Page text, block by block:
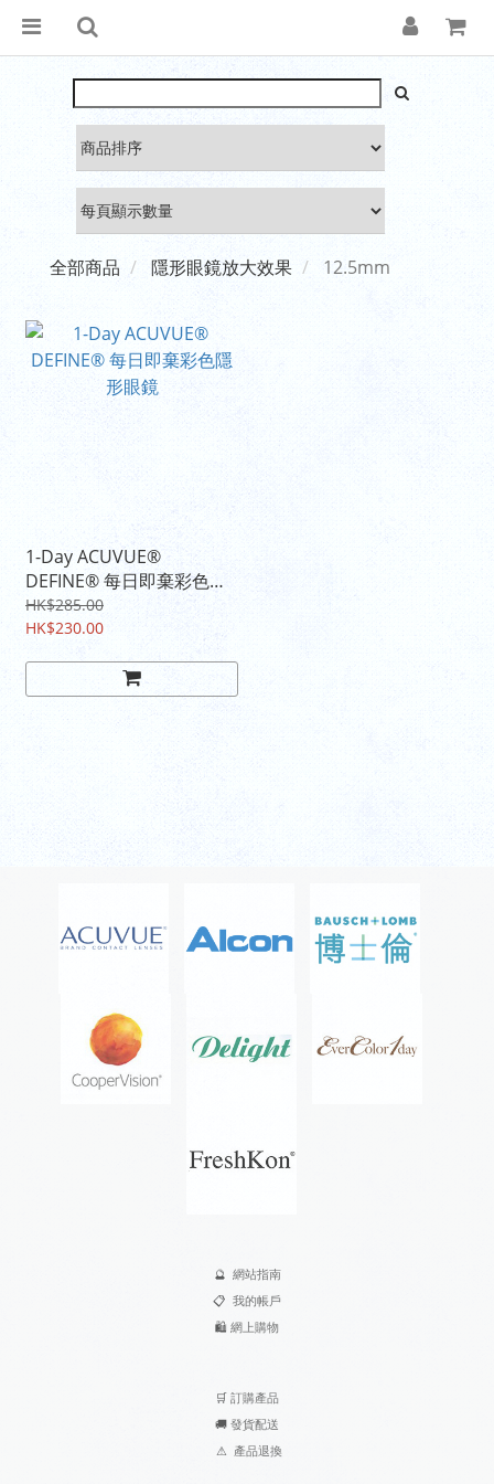
全部商品 隱形眼鏡放大效果 12.5mm
1-Day ACUVUE®
DEFINE® 每日即棄彩色隱
形眼鏡
HK$285.00
HK$230.00
🔮 網站指南
📋 我的帳戶
🛍️ 網上購物
🛒 訂購產品
🚚 發貨配送
⚠ 產品退換